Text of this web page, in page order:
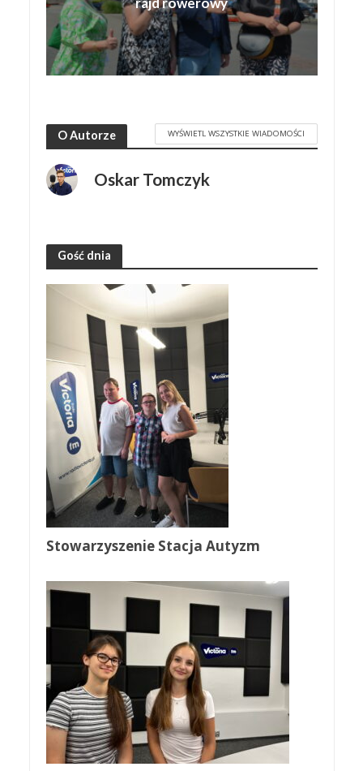
O Autorze WYŚWIETL WSZYSTKIE WIADOMOŚCI
Oskar Tomczyk
Gość dnia
Stowarzyszenie Stacja Autyzm